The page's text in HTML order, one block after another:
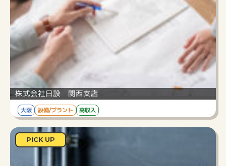
株式会社日設 関西支店
大阪 設備/プラント 高収入
情報インフラを支える建物をはじめ、多様な建
物の空調、衛生、電気設備の設計・施工を中心に
PICK UP